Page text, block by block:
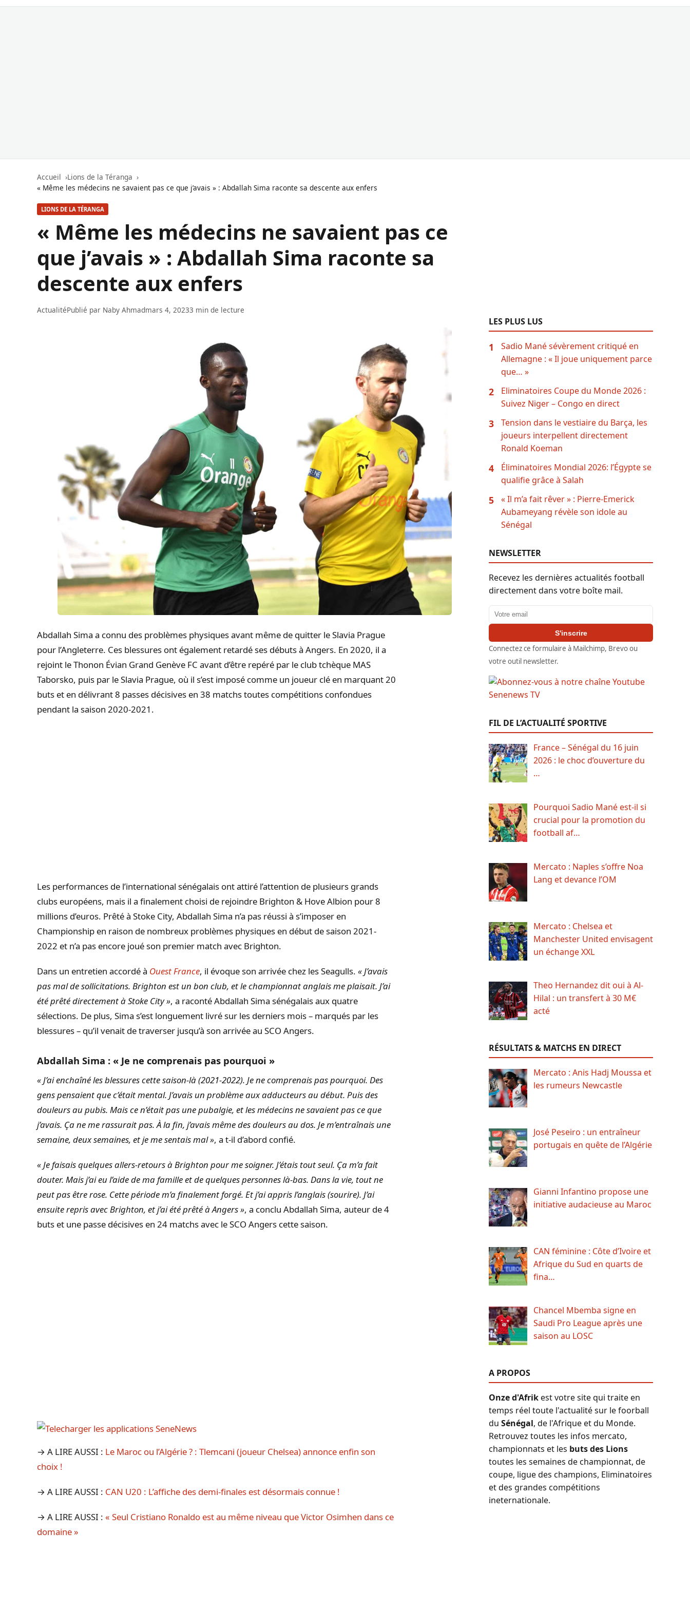
Accueil
Lions de la Téranga
« Même les médecins ne savaient pas ce que j’avais » : Abdallah Sima raconte sa descente aux enfers
LIONS DE LA TÉRANGA
« Même les médecins ne savaient pas ce
que j’avais » : Abdallah Sima raconte sa
descente aux enfers
ActualitéPublié par Naby Ahmadmars 4, 20233 min de lecture
Abdallah Sima a connu des problèmes physiques avant même de quitter le Slavia Prague
pour l’Angleterre. Ces blessures ont également retardé ses débuts à Angers. En 2020, il a
rejoint le Thonon Évian Grand Genève FC avant d’être repéré par le club tchèque MAS
Taborsko, puis par le Slavia Prague, où il s’est imposé comme un joueur clé en marquant 20
buts et en délivrant 8 passes décisives en 38 matchs toutes compétitions confondues
pendant la saison 2020-2021.
Les performances de l’international sénégalais ont attiré l’attention de plusieurs grands
clubs européens, mais il a finalement choisi de rejoindre Brighton & Hove Albion pour 8
millions d’euros. Prêté à Stoke City, Abdallah Sima n’a pas réussi à s’imposer en
Championship en raison de nombreux problèmes physiques en début de saison 2021-
2022 et n’a pas encore joué son premier match avec Brighton.
Dans un entretien accordé à Ouest France, il évoque son arrivée chez les Seagulls. « J’avais
pas mal de sollicitations. Brighton est un bon club, et le championnat anglais me plaisait. J’ai
été prêté directement à Stoke City », a raconté Abdallah Sima sénégalais aux quatre
sélections. De plus, Sima s’est longuement livré sur les derniers mois – marqués par les
blessures – qu’il venait de traverser jusqu’à son arrivée au SCO Angers.
Abdallah Sima : « Je ne comprenais pas pourquoi »
« J’ai enchaîné les blessures cette saison-là (2021-2022). Je ne comprenais pas pourquoi. Des
gens pensaient que c’était mental. J’avais un problème aux adducteurs au début. Puis des
douleurs au pubis. Mais ce n’était pas une pubalgie, et les médecins ne savaient pas ce que
j’avais. Ça ne me rassurait pas. À la fin, j’avais même des douleurs au dos. Je m’entraînais une
semaine, deux semaines, et je me sentais mal », a t-il d’abord confié.
« Je faisais quelques allers-retours à Brighton pour me soigner. J’étais tout seul. Ça m’a fait
douter. Mais j’ai eu l’aide de ma famille et de quelques personnes là-bas. Dans la vie, tout ne
peut pas être rose. Cette période m’a finalement forgé. Et j’ai appris l’anglais (sourire). J’ai
ensuite repris avec Brighton, et j’ai été prêté à Angers », a conclu Abdallah Sima, auteur de 4
buts et une passe décisives en 24 matchs avec le SCO Angers cette saison.
→ A LIRE AUSSI : Le Maroc ou l’Algérie ? : Tlemcani (joueur Chelsea) annonce enfin son
choix !
→ A LIRE AUSSI : CAN U20 : L’affiche des demi-finales est désormais connue !
→ A LIRE AUSSI : « Seul Cristiano Ronaldo est au même niveau que Victor Osimhen dans ce
domaine »
LES PLUS LUS
1
Sadio Mané sévèrement critiqué en
Allemagne : « Il joue uniquement parce
que… »
2
Eliminatoires Coupe du Monde 2026 :
Suivez Niger – Congo en direct
3
Tension dans le vestiaire du Barça, les
joueurs interpellent directement
Ronald Koeman
4
Éliminatoires Mondial 2026: l’Égypte se
qualifie grâce à Salah
5
« Il m’a fait rêver » : Pierre-Emerick
Aubameyang révèle son idole au
Sénégal
NEWSLETTER
Recevez les dernières actualités football
directement dans votre boîte mail.
Adresse email
S'inscrire
Connectez ce formulaire à Mailchimp, Brevo ou
votre outil newsletter.
FIL DE L’ACTUALITÉ SPORTIVE
France – Sénégal du 16 juin
2026 : le choc d’ouverture du
…
Pourquoi Sadio Mané est-il si
crucial pour la promotion du
football af…
Mercato : Naples s’offre Noa
Lang et devance l’OM
Mercato : Chelsea et
Manchester United envisagent
un échange XXL
Theo Hernandez dit oui à Al-
Hilal : un transfert à 30 M€
acté
RÉSULTATS & MATCHS EN DIRECT
Mercato : Anis Hadj Moussa et
les rumeurs Newcastle
José Peseiro : un entraîneur
portugais en quête de l’Algérie
Gianni Infantino propose une
initiative audacieuse au Maroc
CAN féminine : Côte d’Ivoire et
Afrique du Sud en quarts de
fina…
Chancel Mbemba signe en
Saudi Pro League après une
saison au LOSC
A PROPOS
Onze d'Afrikest votre site qui traite en
temps réel toute l'actualité sur le foorball
du Sénégal, de l'Afrique et du Monde.
Retrouvez toutes les infos mercato,
championnats et les buts des Lions
toutes les semaines de championnat, de
coupe, ligue des champions, Eliminatoires
et des grandes compétitions
ineternationale.